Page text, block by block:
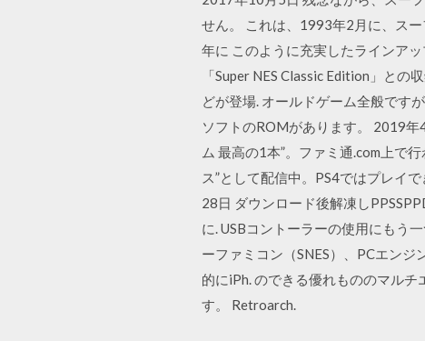
せん。 これは、1993年2月に、ス
年に このように充実したラインア
「Super NES Classic Edition」と
どが登場. オールドゲーム全般です
ソフトのROMがあります。 2019
ム 最高の1本”。ファミ通.com上で
ス”として配信中。PS4ではプレイ
28日 ダウンロード後解凍し
に. USBコントーラーの使用にもう
ーファミコン（SNES）、PCエン
的にiPh. のできる優れもののマル
す。 Retroarch.